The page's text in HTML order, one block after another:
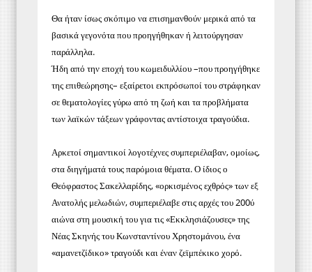
Θα ήταν ίσως σκόπιμο να επισημανθούν μερικά από τα
βασικά γεγονότα που προηγήθηκαν ή λειτούργησαν
παράλληλα.
Ήδη από την εποχή του κωμειδυλλίου –που προηγήθηκε
της επιθεώρησης– εξαίρετοι εκπρόσωποί του στράφηκαν
σε θεματολογίες γύρω από τη ζωή και τα προβλήματα
των λαϊκών τάξεων γράφοντας αντίστοιχα τραγούδια.
Αρκετοί σημαντικοί λογοτέχνες συμπεριέλαβαν, ομοίως,
στα διηγήματά τους παρόμοια θέματα. Ο ίδιος ο
Θεόφραστος Σακελλαρίδης, «ορκισμένος εχθρός» των εξ
Ανατολής μελωδιών, συμπεριέλαβε στις αρχές του 200ύ
αιώνα στη μουσική του για τις «Εκκλησιάζουσες» της
Νέας Σκηνής του Κωνσταντίνου Χρηστομάνου, ένα
«αμανετζίδικο» τραγούδι και έναν ζεϊμπέκικο χορό.